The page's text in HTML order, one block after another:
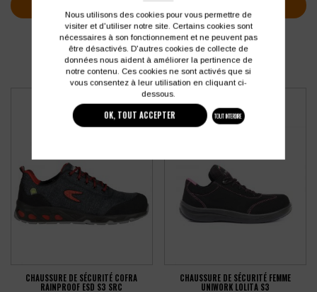
CHAUSSURE DE SÉCURITÉ COFRA
RAINPROOF ESD S3 SRC
CHAUSSURE DE SÉCURITÉ FEMME
UNIWORK LOLITA S3
Nous utilisons des cookies pour vous permettre de
visiter et d'utiliser notre site. Certains cookies sont
nécessaires à son fonctionnement et ne peuvent pas
être désactivés. D'autres cookies de collecte de
données nous aident à améliorer la pertinence de
notre contenu. Ces cookies ne sont activés que si
vous consentez à leur utilisation en cliquant ci-
dessous.
OK, TOUT ACCEPTER TOUT INTERDIRE